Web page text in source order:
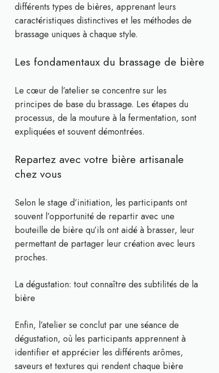
différents types de bières, apprenant leurs
caractéristiques distinctives et les méthodes de
brassage uniques à chaque style.
Les fondamentaux du brassage de bière
Le cœur de l’atelier se concentre sur les
principes de base du brassage. Les étapes du
processus, de la mouture à la fermentation, sont
expliquées et souvent démontrées.
Repartez avec votre bière artisanale
chez vous
Selon le stage d’initiation, les participants ont
souvent l’opportunité de repartir avec une
bouteille de bière qu’ils ont aidé à brasser, leur
permettant de partager leur création avec leurs
proches.
La dégustation: tout connaître des subtilités de la
bière
Enfin, l’atelier se conclut par une séance de
dégustation, où les participants apprennent à
identifier et apprécier les différents arômes,
saveurs et textures qui rendent chaque bière